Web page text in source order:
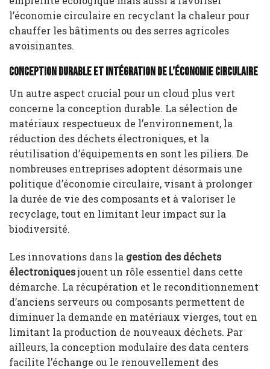
l’économie circulaire en recyclant la chaleur pour
chauffer les bâtiments ou des serres agricoles
avoisinantes.
Conception Durable et Intégration de l’Économie Circulaire
Un autre aspect crucial pour un cloud plus vert
concerne la conception durable. La sélection de
matériaux respectueux de l’environnement, la
réduction des déchets électroniques, et la
réutilisation d’équipements en sont les piliers. De
nombreuses entreprises adoptent désormais une
politique d’économie circulaire, visant à prolonger
la durée de vie des composants et à valoriser le
recyclage, tout en limitant leur impact sur la
biodiversité.
Les innovations dans la gestion des déchets
électroniquesjouent un rôle essentiel dans cette
démarche. La récupération et le reconditionnement
d’anciens serveurs ou composants permettent de
diminuer la demande en matériaux vierges, tout en
limitant la production de nouveaux déchets. Par
ailleurs, la conception modulaire des data centers
facilite l’échange ou le renouvellement des